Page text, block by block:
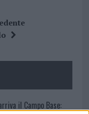
il Campo Base: